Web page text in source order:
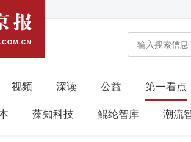
视频 深读 公益 第一看点
藻知科技 鲲纶智库 潮流